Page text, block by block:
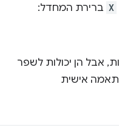
X ברירת המחדל:
אבל הן יכולות לשפר
אישית